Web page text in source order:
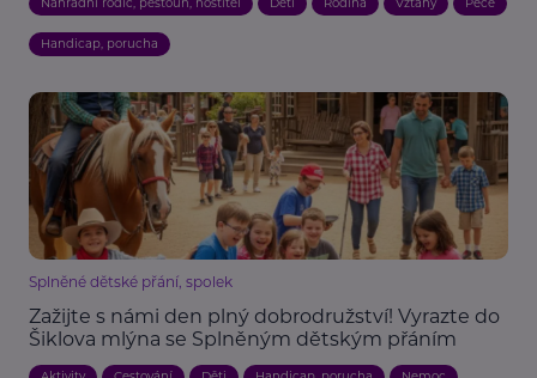
Náhradní rodič, pěstoun, hostitel Děti Rodina Vztahy Péče
Handicap, porucha
Splněné dětské přání, spolek
Zažijte s námi den plný dobrodružství! Vyrazte do
Šiklova mlýna se Splněným dětským přáním